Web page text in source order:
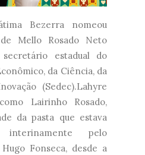
Bezerra nomeou
Mello Rosado Neto
estadual do
da Ciência, da
(Sedec).Lahyre
Lairinho Rosado,
da pasta que estava
interinamente pelo
Fonseca, desde a